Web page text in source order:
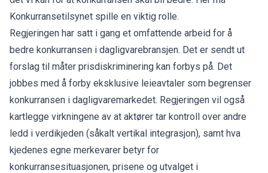
Konkurransetilsynet spille en viktig rolle.
Regjeringen har satt i gang et omfattende arbeid for å
bedre konkurransen i dagligvarebransjen. Det er sendt ut
forslag til måter prisdiskriminering kan forbys på. Det
jobbes med å forby eksklusive leieavtaler som begrenser
konkurransen i dagligvaremarkedet. Regjeringen vil også
kartlegge virkningene av at aktører tar kontroll over andre
ledd i verdikjeden (såkalt vertikal integrasjon), samt hva
kjedenes egne merkevarer betyr for
konkurransesituasjonen, prisene og utvalget i